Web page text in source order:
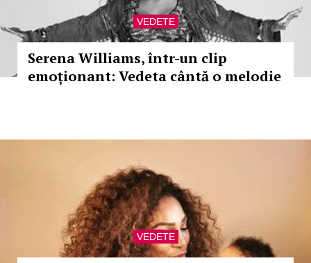
VEDETE
Serena Williams, într-un clip
emoționant: Vedeta cântă o melodie
VEDETE